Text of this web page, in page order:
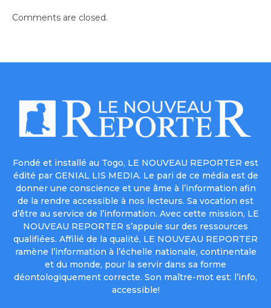
Comments are closed.
Fondé et installé au Togo, LE NOUVEAU REPORTER est
édité par GENIAL LIS MEDIA. Le pari de ce média est de
donner une conscience et une âme à l’information afin
de la rendre accessible à nos lecteurs. Sa vocation est
d’être au service de l’information. Avec cette mission, LE
NOUVEAU REPORTER s’appuie sur des ressources
qualifiées. Affilié de la qualité, LE NOUVEAU REPORTER
ramène l’information à l’échelle nationale, continentale
et du monde, pour la servir dans sa forme
déontologiquement correcte. Son maître-mot est: l’info,
accessible!